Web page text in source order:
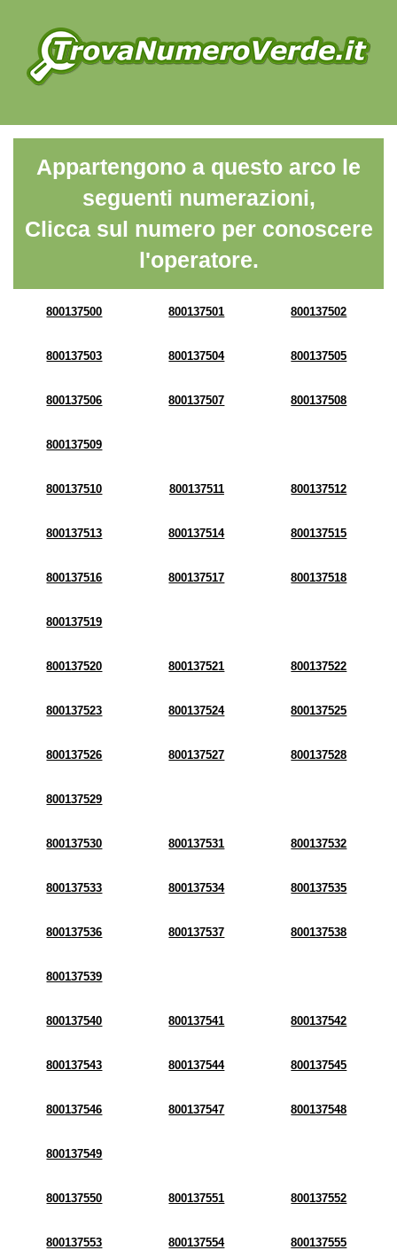
Appartengono a questo arco le
seguenti numerazioni,
Clicca sul numero per conoscere
l'operatore.
800137500 800137501 800137502
800137503 800137504 800137505
800137506 800137507 800137508
800137509
800137510 800137511 800137512
800137513 800137514 800137515
800137516 800137517 800137518
800137519
800137520 800137521 800137522
800137523 800137524 800137525
800137526 800137527 800137528
800137529
800137530 800137531 800137532
800137533 800137534 800137535
800137536 800137537 800137538
800137539
800137540 800137541 800137542
800137543 800137544 800137545
800137546 800137547 800137548
800137549
800137550 800137551 800137552
800137553 800137554 800137555